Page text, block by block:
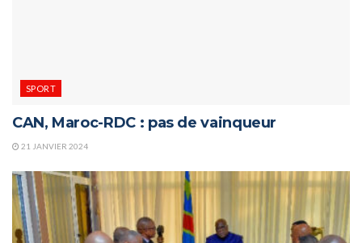
SPORT
CAN, Maroc-RDC : pas de vainqueur
21 JANVIER 2024